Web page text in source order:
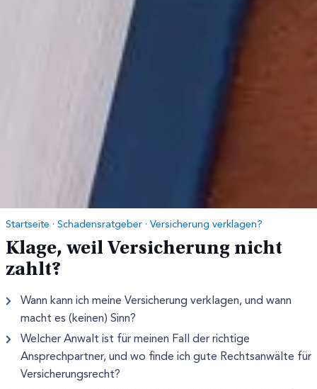
Startseite · Schadensratgeber · Versicherung verklagen?
Klage, weil Versicherung nicht
zahlt?
Wann kann ich meine Versicherung verklagen, und wann
macht es (keinen) Sinn?
Welcher Anwalt ist für meinen Fall der richtige
Ansprechpartner, und wo finde ich gute Rechtsanwälte für
Versicherungsrecht?